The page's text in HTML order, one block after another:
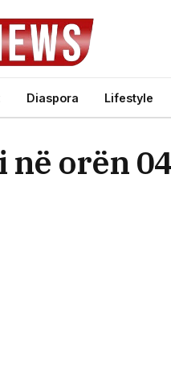
Diaspora Lifestyle
në orën